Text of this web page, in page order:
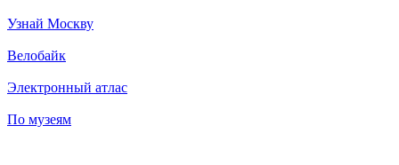
Узнай Москву
Велобайк
Электронный атлас
По музеям